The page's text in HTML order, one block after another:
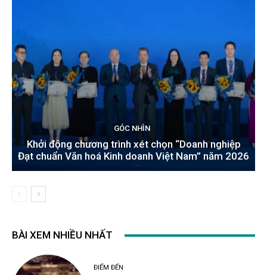
GÓC NHÌN
Khởi động chương trình xét chọn “Doanh nghiệp
Đạt chuẩn Văn hoá Kinh doanh Việt Nam” năm 2026
BÀI XEM NHIỀU NHẤT
ĐIỂM ĐẾN